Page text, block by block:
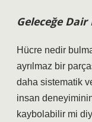
Geleceğe
Hücre nedir
ayrılmaz bir
daha sistematik
insan
kaybolabilir mi